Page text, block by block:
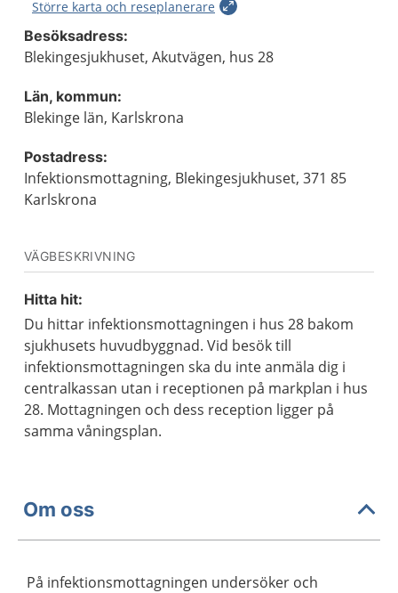
Större karta och reseplanerare
Besöksadress:
Blekingesjukhuset, Akutvägen, hus 28
Län, kommun:
Blekinge län, Karlskrona
Postadress:
Infektionsmottagning, Blekingesjukhuset, 371 85
Karlskrona
VÄGBESKRIVNING
Hitta hit:
Du hittar infektionsmottagningen i hus 28 bakom
sjukhusets huvudbyggnad. Vid besök till
infektionsmottagningen ska du inte anmäla dig i
centralkassan utan i receptionen på markplan i hus
28. Mottagningen och dess reception ligger på
samma våningsplan.
Om oss
På infektionsmottagningen undersöker och